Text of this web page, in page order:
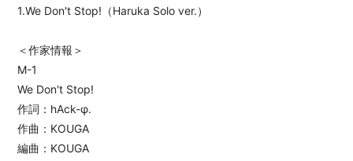
1.We Don't Stop!（Haruka Solo ver.）
＜作家情報＞
M-1
We Don't Stop!
作詞：hAck-φ.
作曲：KOUGA
編曲：KOUGA